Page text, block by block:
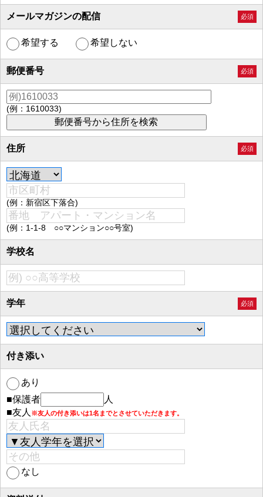
メールマガジンの配信 必須
希望する 希望しない
郵便番号 必須
(例：1610033)
住所 必須
(例：新宿区下落合)
(例：1-1-8 ○○マンション○○号室)
学校名
学年 必須
付き添い
あり
■保護者
人
■友人 ※友人の付き添いは1名までとさせていただきます。
なし